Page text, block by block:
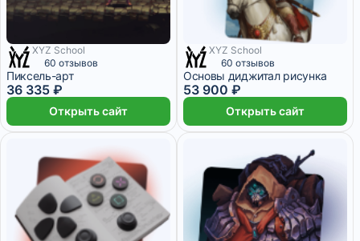
3 месяца
XYZ School
60 отзывов
Пиксель-арт
36 335 ₽
Открыть сайт
3 месяца
XYZ School
60 отзывов
Основы диджитал рисунка
53 900 ₽
Открыть сайт